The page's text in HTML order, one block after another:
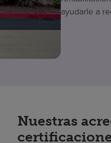
ayudarle a
Nuestras